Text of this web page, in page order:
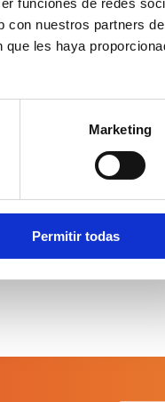
funciones de redes
con nuestros partners de
les haya
Marketing
Permitir todas